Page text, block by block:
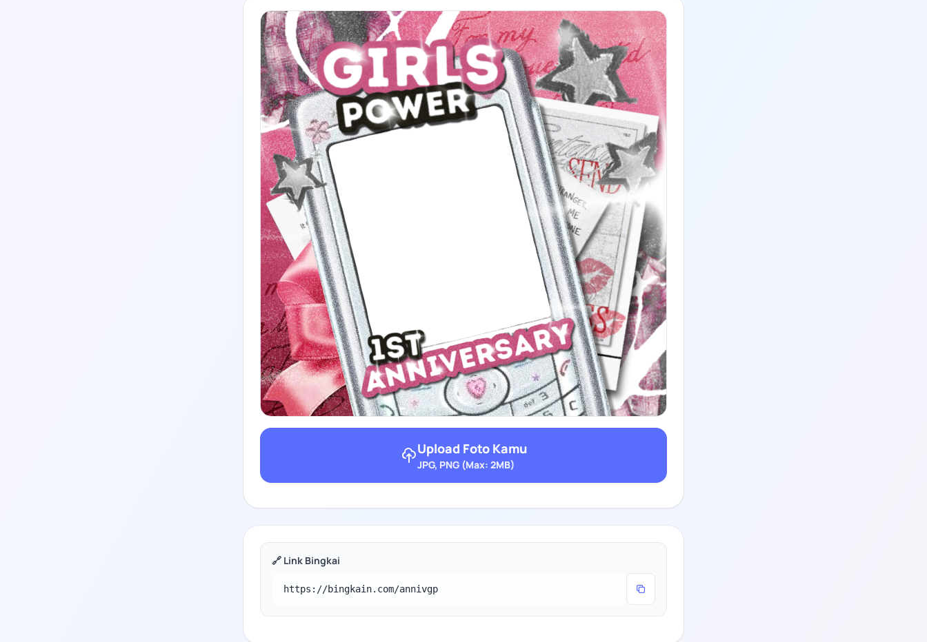
Upload Foto Kamu
JPG, PNG (Max: 2MB)
🔗 Link Bingkai